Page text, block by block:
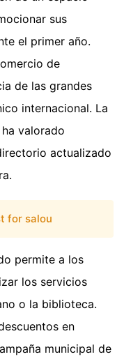
sus
el primer año.
de
de las grandes
internacional. La
valorado
actualizado
for salou
permite a los
los servicios
o la biblioteca.
en
municipal de